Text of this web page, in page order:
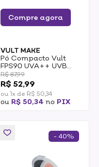
Compre agora
VULT MAKE
Pó Compacto Vult
FPS90 UVA++ UVB
Médio Cor 3 6g
R$ 87,99
R$ 52,99
ou 1x de R$ 50,34
ou R$ 50,34 no PIX
- 40%